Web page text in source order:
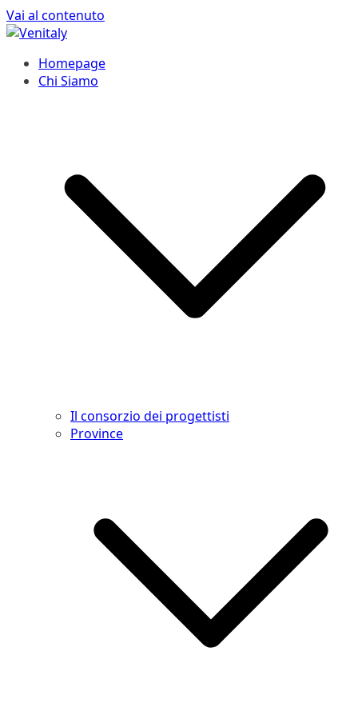
Vai al contenuto
Venitaly
Consorzio Stabile Venitaly
Homepage
Chi Siamo
Il consorzio dei progettisti
Province